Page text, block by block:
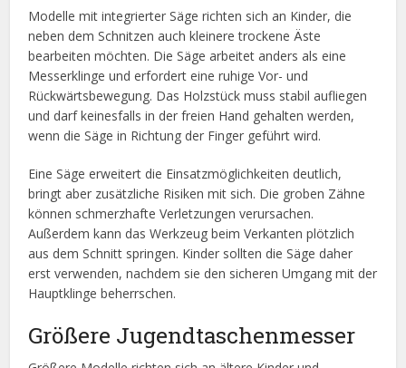
Modelle mit integrierter Säge richten sich an Kinder, die
neben dem Schnitzen auch kleinere trockene Äste
bearbeiten möchten. Die Säge arbeitet anders als eine
Messerklinge und erfordert eine ruhige Vor- und
Rückwärtsbewegung. Das Holzstück muss stabil aufliegen
und darf keinesfalls in der freien Hand gehalten werden,
wenn die Säge in Richtung der Finger geführt wird.
Eine Säge erweitert die Einsatzmöglichkeiten deutlich,
bringt aber zusätzliche Risiken mit sich. Die groben Zähne
können schmerzhafte Verletzungen verursachen.
Außerdem kann das Werkzeug beim Verkanten plötzlich
aus dem Schnitt springen. Kinder sollten die Säge daher
erst verwenden, nachdem sie den sicheren Umgang mit der
Hauptklinge beherrschen.
Größere Jugendtaschenmesser